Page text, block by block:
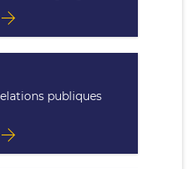
publiques